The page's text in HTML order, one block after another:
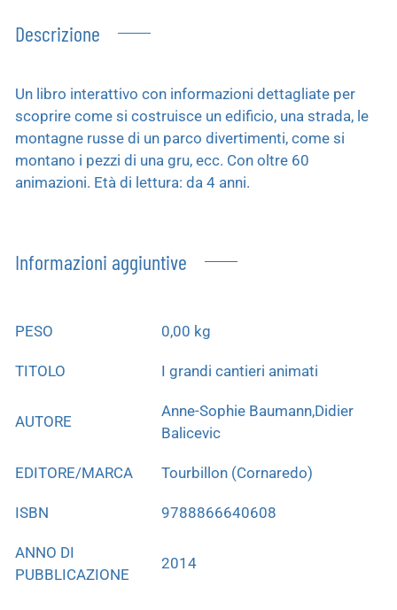
Descrizione
Un libro interattivo con informazioni dettagliate per
scoprire come si costruisce un edificio, una strada, le
montagne russe di un parco divertimenti, come si
montano i pezzi di una gru, ecc. Con oltre 60
animazioni. Età di lettura: da 4 anni.
Informazioni aggiuntive
PESO 0,00 kg
TITOLO I grandi cantieri animati
AUTORE
Anne-Sophie Baumann,Didier
Balicevic
EDITORE/MARCA Tourbillon (Cornaredo)
ISBN 9788866640608
ANNO DI
PUBBLICAZIONE
2014